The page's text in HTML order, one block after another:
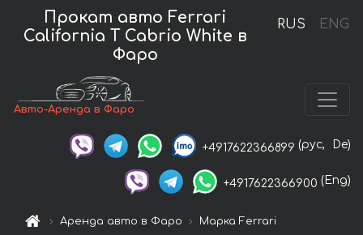
RUS ENG
Прокат авто Ferrari
California T Cabrio White в
Фаро
Авто-Аренда в Фаро
+4917622366899 (рус, De)
+4917622366900 (Eng)
Аренда авто в Фаро
Марка Ferrari